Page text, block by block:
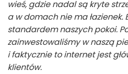
wieś, gdzie nadal są kryte
a w domach nie ma łazienek.
standardem naszych pokoi.
zainwestowaliśmy w naszą
i faktycznie to internet jest
klientów.